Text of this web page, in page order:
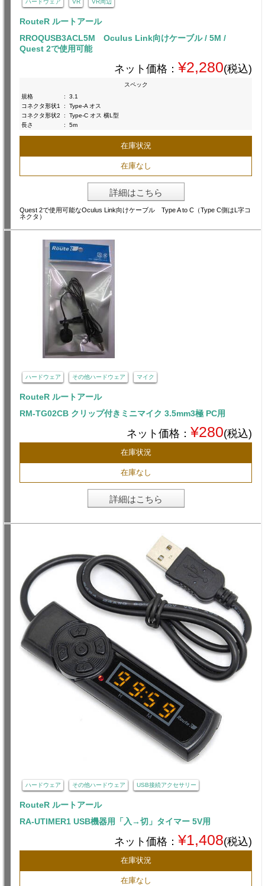
ハードウェア VR VR周辺
RouteR ルートアール
RROQUSB3ACL5M Oculus Link向けケーブル / 5M /
Quest 2で使用可能
ネット価格： ¥2,280(税込)
スペック
規格
:
3.1
コネクタ形状1
:
Type-A オス
コネクタ形状2
:
Type-C オス 横L型
長さ
: 5m
在庫状況
在庫なし
詳細はこちら
Quest 2で使用可能なOculus Link向けケーブル Type A to C（Type C側はL字コ
ネクタ）
ハードウェア その他ハードウェア マイク
RouteR ルートアール
RM-TG02CB クリップ付きミニマイク 3.5mm3極 PC用
ネット価格： ¥280(税込)
在庫状況
在庫なし
詳細はこちら
ハードウェア その他ハードウェア USB接続アクセサリー
RouteR ルートアール
RA-UTIMER1 USB機器用「入→切」タイマー 5V用
ネット価格： ¥1,408(税込)
在庫状況
在庫なし